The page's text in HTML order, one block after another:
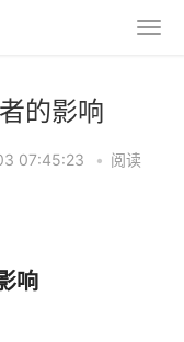
的影响
07:45:23 • 阅读
响